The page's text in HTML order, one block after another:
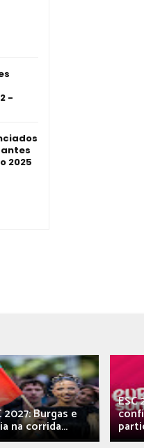
-
2025
2027: Burgas e
na corrida...
ESC